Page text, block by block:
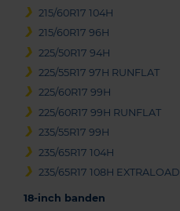
215/60R17 104H
215/60R17 96H
225/50R17 94H
225/55R17 97H RUNFLAT
225/60R17 99H
225/60R17 99H RUNFLAT
235/55R17 99H
235/65R17 104H
235/65R17 108H EXTRALOAD
18-inch banden